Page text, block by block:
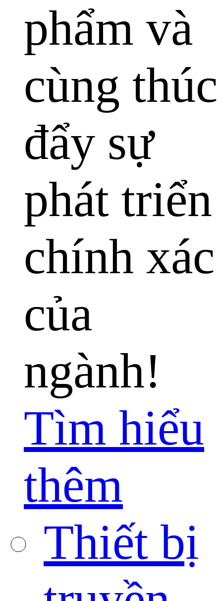
phẩm và
cùng thúc
đẩy sự
phát triển
chính xác
của
ngành!
Tìm hiểu
thêm
Thiết bị